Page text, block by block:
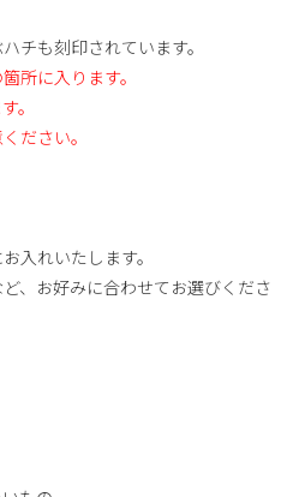
チも刻印されています。
所に入ります。
。
ださい。
入れいたします。
、お好みに合わせてお選びくださ